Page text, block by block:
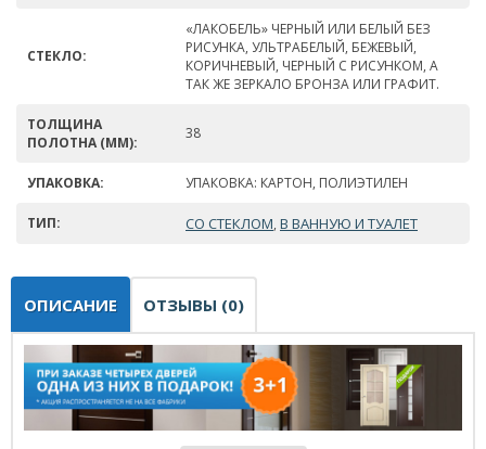
СТЕКЛО:
«ЛАКОБЕЛЬ» ЧЕРНЫЙ ИЛИ БЕЛЫЙ БЕЗ
РИСУНКА, УЛЬТРАБЕЛЫЙ, БЕЖЕВЫЙ,
КОРИЧНЕВЫЙ, ЧЕРНЫЙ С РИСУНКОМ, А
ТАК ЖЕ ЗЕРКАЛО БРОНЗА ИЛИ ГРАФИТ.
ТОЛЩИНА
ПОЛОТНА (ММ):
38
УПАКОВКА: УПАКОВКА: КАРТОН, ПОЛИЭТИЛЕН
ТИП: СО СТЕКЛОМ, В ВАННУЮ И ТУАЛЕТ
ОПИСАНИЕ ОТЗЫВЫ (0)